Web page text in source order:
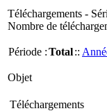
Téléchargements -
Nombre de
Période :Total::
Objet
Téléchargements